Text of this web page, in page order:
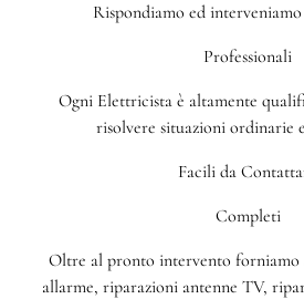
Rispondiamo ed
Professionali
Ogni Elettricista è altamente
risolvere situazioni ordinarie e
Facili da
Completi
Oltre al pronto intervento forniamo
allarme, riparazioni antenne TV,